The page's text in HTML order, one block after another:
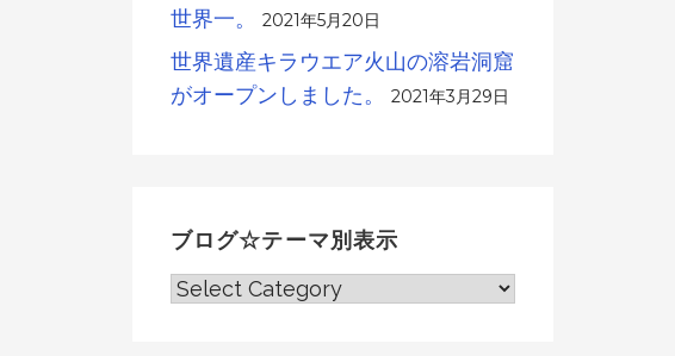
世界一。
2021年5月20日
世界遺産キラウエア火山の溶岩洞窟
がオープンしました。
2021年3月29日
ブログ☆テーマ別表示
ブ